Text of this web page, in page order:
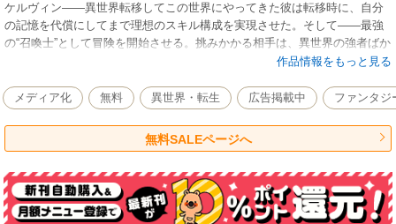
ケルヴィン――異世界転移してこの世界にやってきた彼は転移時に、自分
の記憶を代償にしてまで理想のスキル構成を実現させた。そして――最強
の“召喚士”として冒険を開始させる。挑みかかる相手は、異世界の強者ばか
り。黒衣を纏う戦闘狂と、彼の召喚により集いし配下たちが紡ぐ爽快バト
作品情報をもっと見る
メディア化 無料 異世界・転生 広告掲載中 ファンタジ
無料SALEページへ